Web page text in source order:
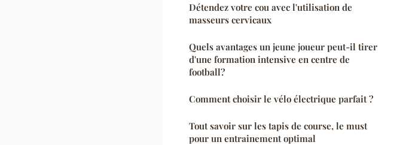
Détendez votre cou avec l'utilisation de
masseurs cervicaux
Quels avantages un jeune joueur peut-il tirer
d'une formation intensive en centre de
football?
Comment choisir le vélo électrique parfait ?
Tout savoir sur les tapis de course, le must
pour un entrainement optimal